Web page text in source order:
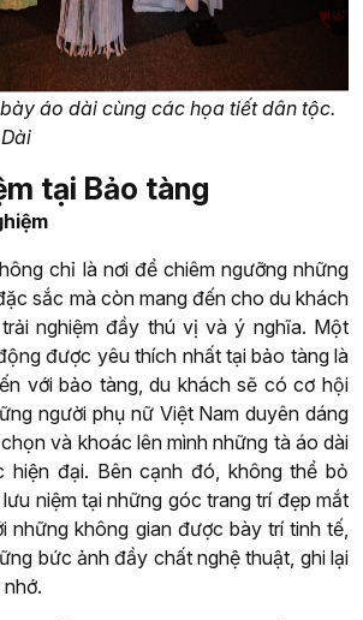
áo dài cùng các họa tiết dân tộc.
tại Bảo tàng
chỉ là nơi để chiêm ngưỡng những
sắc mà còn mang đến cho du khách
nghiệm đầy thú vị và ý nghĩa. Một
được yêu thích nhất tại bảo tàng là
với bảo tàng, du khách sẽ có cơ hội
người phụ nữ Việt Nam duyên dáng
và khoác lên mình những tà áo dài
hiện đại. Bên cạnh đó, không thể bỏ
niệm tại những góc trang trí đẹp mắt
những không gian được bày trí tinh tế,
bức ảnh đầy chất nghệ thuật, ghi lại